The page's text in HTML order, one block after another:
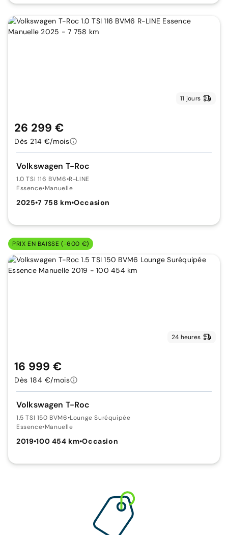
11 jours
Volkswagen T-Roc
1.0 TSI 116 BVM6•R-LINE
Essence•Manuelle
2025•7 758 km•Occasion
26 299 €
Dès 214 €/mois
PRIX EN BAISSE (-600 €)
24 heures
Volkswagen T-Roc
1.5 TSI 150 BVM6•Lounge Suréquipée
Essence•Manuelle
2019•100 454 km•Occasion
16 999 €
Dès 184 €/mois